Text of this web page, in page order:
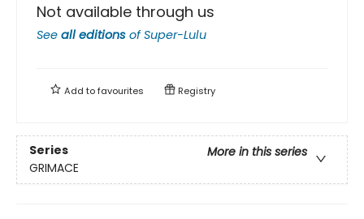
Not available through us
See all editions ofSuper-Lulu
Add tofavourites Registry
Series
More in this series
GRIMACE